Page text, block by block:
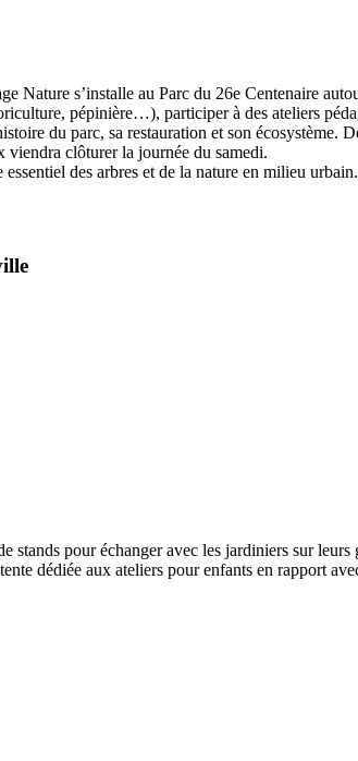
Nature s’installe au Parc du 26e Centenaire
pépinière…), participer à des ateliers
du parc, sa restauration et son
clôturer la journée du samedi.
des arbres et de la nature en milieu urbain.
stands pour échanger avec les jardiniers sur
dédiée aux ateliers pour enfants en rapport